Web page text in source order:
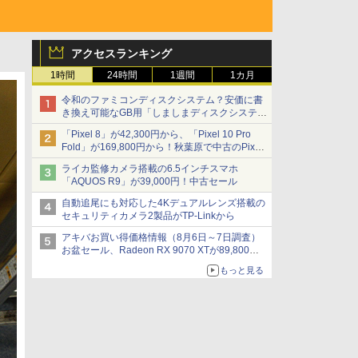
アクセスランキング
1時間 24時間 1週間 1カ月
令和のファミコンディスクシステム？安価に書
き換え可能なGB用「しましまディスクシステ
ム」
「Pixel 8」が42,300円から、「Pixel 10 Pro
Fold」が169,800円から！秋葉原で中古のPixel
シリーズがお買い得
ライカ監修カメラ搭載の6.5インチスマホ
「AQUOS R9」が39,000円！中古セール
自動追尾にも対応した4Kデュアルレンズ搭載の
セキュリティカメラ2製品がTP-Linkから
アキバお買い得価格情報（8月6日～7日調査）
お盆セール、Radeon RX 9070 XTが89,800
円、水平周波数24.8kHz対応の17型モニターが
9,801円、暑さ指数連動セール ほか
もっと見る